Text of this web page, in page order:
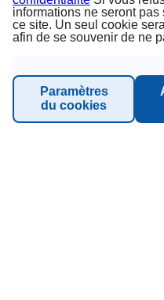
Sur nous
Conditions Générales &
Protection des données
Mentions légales
informations ne seront
ce site. Un seul cookie
afin de se souvenir de ne
Paramètres
du cookies